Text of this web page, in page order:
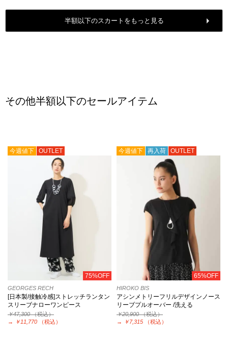
半額以下のスカートをもっと見る
その他半額以下のセールアイテム
今週値下 OUTLET
75%OFF
GEORGES RECH
[日本製/接触冷感]ストレッチランタン
スリーブナローワンピース
￥47,300（税込）
→
￥11,770 （税込）
今週値下 再入荷 OUTLET
65%OFF
HIROKO BIS
アシンメトリーフリルデザインノース
リーブプルオーバー /洗える
￥20,900（税込）
→
￥7,315 （税込）